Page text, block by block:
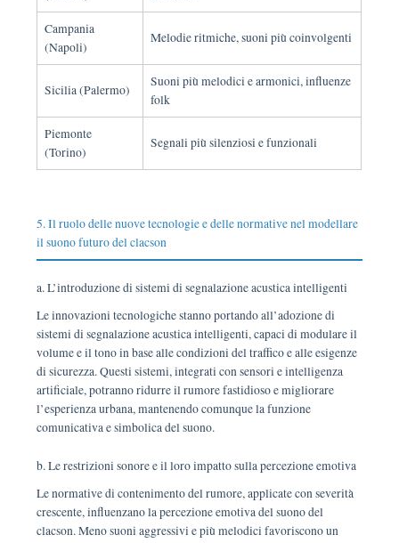
Campania
(Napoli)
Melodie ritmiche, suoni più coinvolgenti
Sicilia (Palermo)
Suoni più melodici e armonici, influenze
folk
Piemonte
(Torino)
Segnali più silenziosi e funzionali
5. Il ruolo delle nuove tecnologie e delle normative nel modellare
il suono futuro del clacson
a. L’introduzione di sistemi di segnalazione acustica intelligenti
Le innovazioni tecnologiche stanno portando all’adozione di
sistemi di segnalazione acustica intelligenti, capaci di modulare il
volume e il tono in base alle condizioni del traffico e alle esigenze
di sicurezza. Questi sistemi, integrati con sensori e intelligenza
artificiale, potranno ridurre il rumore fastidioso e migliorare
l’esperienza urbana, mantenendo comunque la funzione
comunicativa e simbolica del suono.
b. Le restrizioni sonore e il loro impatto sulla percezione emotiva
Le normative di contenimento del rumore, applicate con severità
crescente, influenzano la percezione emotiva del suono del
clacson. Meno suoni aggressivi e più melodici favoriscono un